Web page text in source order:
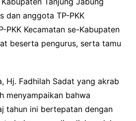
dan anggota TP-PKK
PKK Kecamatan se-Kabupaten
beserta pengurus, serta tamu
Hj. Fadhilah Sadat yang akrab
menyampaikan bahwa
tahun ini bertepatan dengan